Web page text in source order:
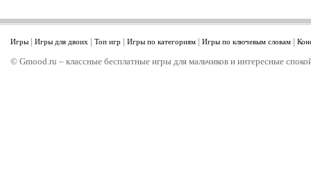
Игры | Игры для двоих | Топ игр | Игры по категориям | Игры по ключевым словам |
© Gmood.ru – классные бесплатные игры для мальчиков и интересные